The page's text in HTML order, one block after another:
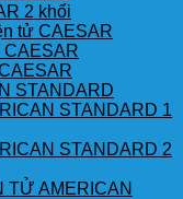
2 khối
tử CAESAR
CAESAR
STANDARD
STANDARD 1
STANDARD 2
TỬ AMERICAN